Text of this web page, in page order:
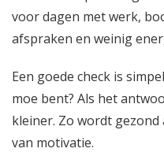
voor dagen met werk,
afspraken en weinig
Een goede check is
moe bent? Als het
kleiner. Zo wordt
van motivatie.